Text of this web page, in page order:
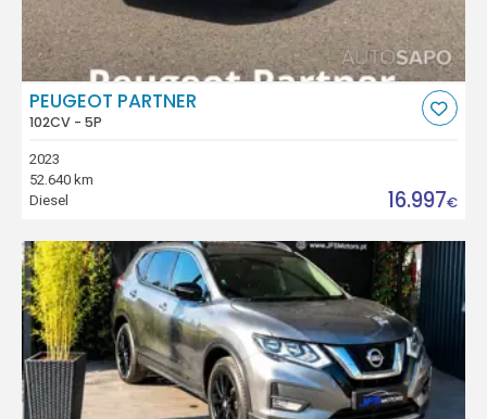
PEUGEOT PARTNER
102CV - 5P
2023
52.640 km
Diesel
16.997€